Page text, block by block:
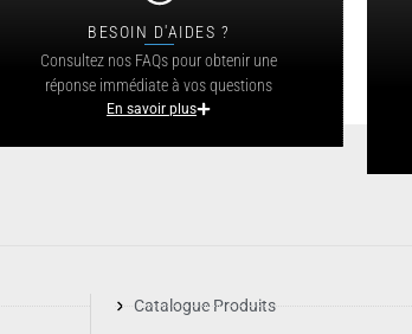
BESOIN D'AIDES ?
Consultez nos FAQs pour obtenir une
réponse immédiate à vos questions
En savoir plus
Catalogue Produits